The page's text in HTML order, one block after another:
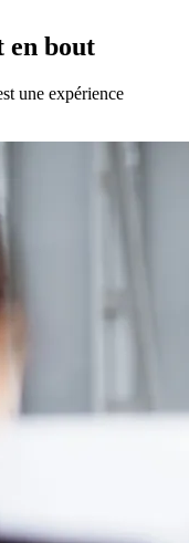
en bout
une expérience